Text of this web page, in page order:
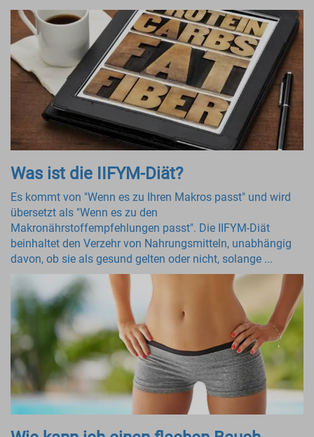
Was ist die IIFYM-Diät?
Es kommt von "Wenn es zu Ihren Makros passt" und wird
übersetzt als "Wenn es zu den
Makronährstoffempfehlungen passt". Die IIFYM-Diät
beinhaltet den Verzehr von Nahrungsmitteln, unabhängig
davon, ob sie als gesund gelten oder nicht, solange ...